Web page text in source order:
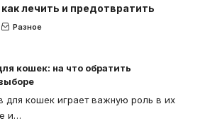
как лечить и предотвратить
Разное
кошек: на что обратить
для кошек играет важную роль в их
и…